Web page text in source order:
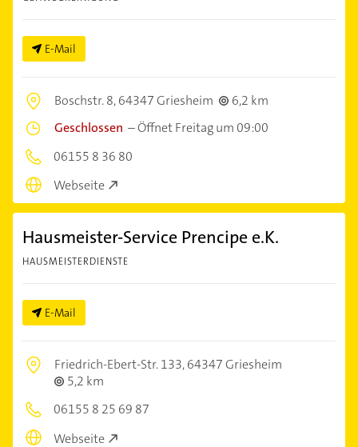
E-Mail
Boschstr. 8,64347 Griesheim
6,2 km
Geschlossen –Öffnet Freitag um 09:00
06155 8 36 80
Webseite
Hausmeister-Service Prencipe e.K.
HAUSMEISTERDIENSTE
E-Mail
Friedrich-Ebert-Str. 133,64347 Griesheim
5,2 km
06155 8 25 69 87
Webseite